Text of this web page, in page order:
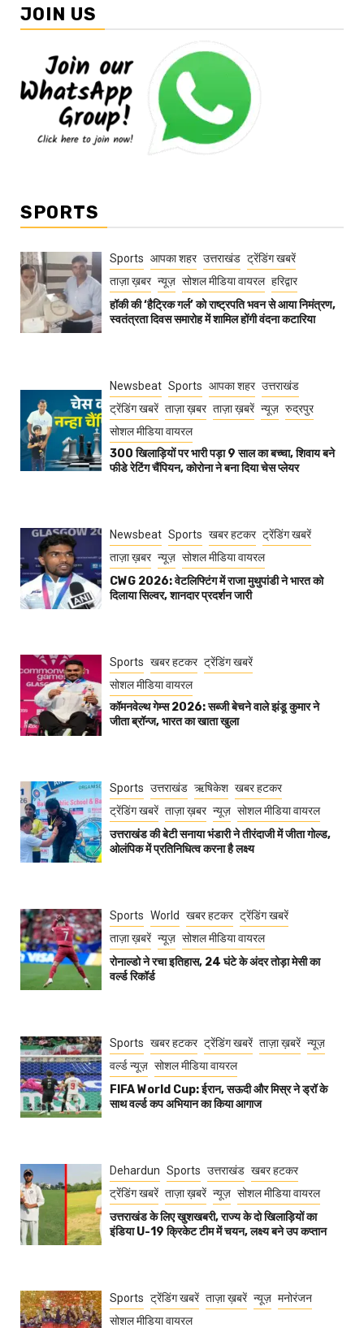
JOIN US
SPORTS
Sports आपका शहर उत्तराखंड ट्रेंडिंग खबरें
ताज़ा ख़बर न्यूज़ सोशल मीडिया वायरल हरिद्वार
हॉकी की ‘हैट्रिक गर्ल’ को राष्ट्रपति भवन से आया निमंत्रण,
स्वतंत्रता दिवस समारोह में शामिल होंगी वंदना कटारिया
Newsbeat Sports आपका शहर उत्तराखंड
ट्रेंडिंग खबरें ताज़ा ख़बर ताज़ा ख़बरें न्यूज़ रुद्रपुर
सोशल मीडिया वायरल
300 खिलाड़ियों पर भारी पड़ा 9 साल का बच्चा, शिवाय बने
फीडे रेटिंग चैंपियन, कोरोना ने बना दिया चेस प्लेयर
Newsbeat Sports खबर हटकर ट्रेंडिंग खबरें
ताज़ा ख़बर न्यूज़ सोशल मीडिया वायरल
CWG 2026: वेटलिफ्टिंग में राजा मुथुपांडी ने भारत को
दिलाया सिल्वर, शानदार प्रदर्शन जारी
Sports खबर हटकर ट्रेंडिंग खबरें
सोशल मीडिया वायरल
कॉमनवेल्थ गेम्स 2026: सब्जी बेचने वाले झंडू कुमार ने
जीता ब्रॉन्ज, भारत का खाता खुला
Sports उत्तराखंड ऋषिकेश खबर हटकर
ट्रेंडिंग खबरें ताज़ा ख़बर न्यूज़ सोशल मीडिया वायरल
उत्तराखंड की बेटी सनाया भंडारी ने तीरंदाजी में जीता गोल्ड,
ओलंपिक में प्रतिनिधित्व करना है लक्ष्य
Sports World खबर हटकर ट्रेंडिंग खबरें
ताज़ा ख़बरें न्यूज़ सोशल मीडिया वायरल
रोनाल्डो ने रचा इतिहास, 24 घंटे के अंदर तोड़ा मेसी का
वर्ल्ड रिकॉर्ड
Sports खबर हटकर ट्रेंडिंग खबरें ताज़ा ख़बरें न्यूज़
वर्ल्ड न्यूज़ सोशल मीडिया वायरल
FIFA World Cup: ईरान, सऊदी और मिस्र ने ड्रॉ के
साथ वर्ल्ड कप अभियान का किया आगाज
Dehardun Sports उत्तराखंड खबर हटकर
ट्रेंडिंग खबरें ताज़ा ख़बरें न्यूज़ सोशल मीडिया वायरल
उत्तराखंड के लिए खुशखबरी, राज्य के दो खिलाड़ियों का
इंडिया U-19 क्रिकेट टीम में चयन, लक्ष्य बने उप कप्तान
Sports ट्रेंडिंग खबरें ताज़ा ख़बरें न्यूज़ मनोरंजन
सोशल मीडिया वायरल